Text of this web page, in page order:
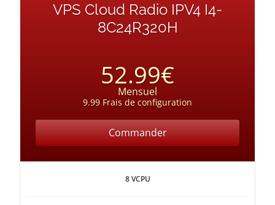
VPS Cloud Radio IPV4 I4-
8C24R320H
52.99€
Mensuel
9.99 Frais de configuration
Commander
8 VCPU